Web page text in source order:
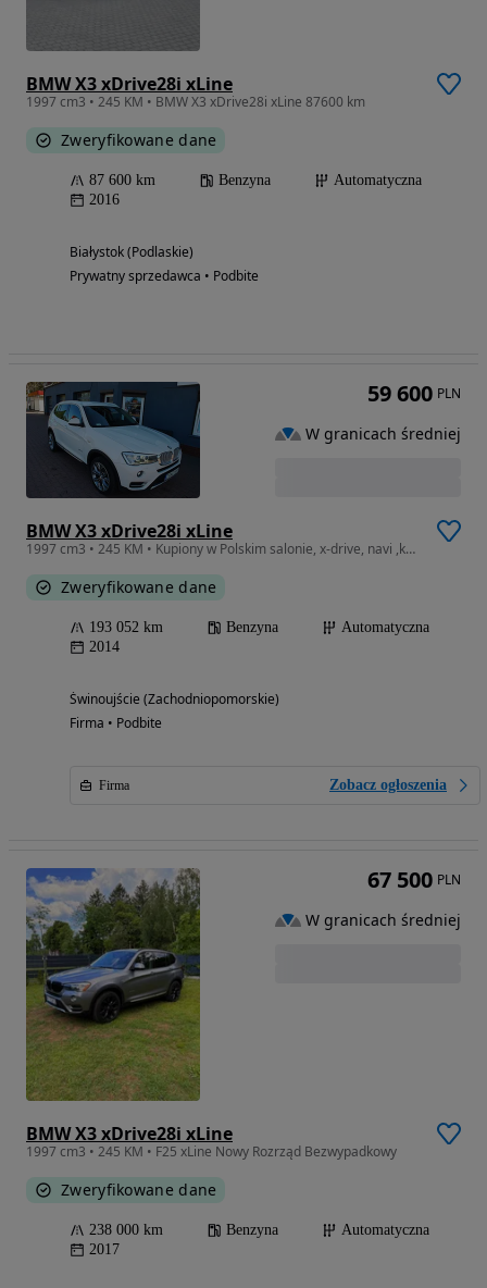
BMW X3 xDrive28i xLine
1997 cm3 • 245 KM • BMW X3 xDrive28i xLine 87600 km
Zweryfikowane dane
87 600 km Benzyna
Automatyczna
2016
Białystok (Podlaskie)
Prywatny sprzedawca • Podbite
BMW X3 xDrive28i xLine
1997 cm3 • 245 KM • Kupiony w Polskim salonie, x-drive, navi ,kamera, skóra ,head-up
Zweryfikowane dane
193 052 km Benzyna
Automatyczna
2014
Świnoujście (Zachodniopomorskie)
Firma • Podbite
Firma Zobacz ogłoszenia
59 600 PLN
W granicach średniej
BMW X3 xDrive28i xLine
1997 cm3 • 245 KM • F25 xLine Nowy Rozrząd Bezwypadkowy
Zweryfikowane dane
238 000 km Benzyna
Automatyczna
2017
67 500 PLN
W granicach średniej